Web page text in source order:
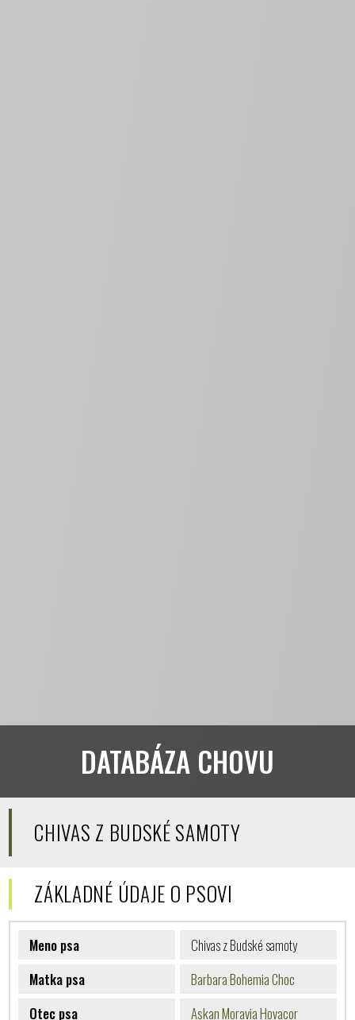
DATABÁZA CHOVU
CHIVAS Z BUDSKÉ SAMOTY
ZÁKLADNÉ ÚDAJE O PSOVI
Meno psa
Chivas z Budské samoty
Matka psa
Barbara Bohemia Choc
Otec psa
Askan Moravia Hovacor